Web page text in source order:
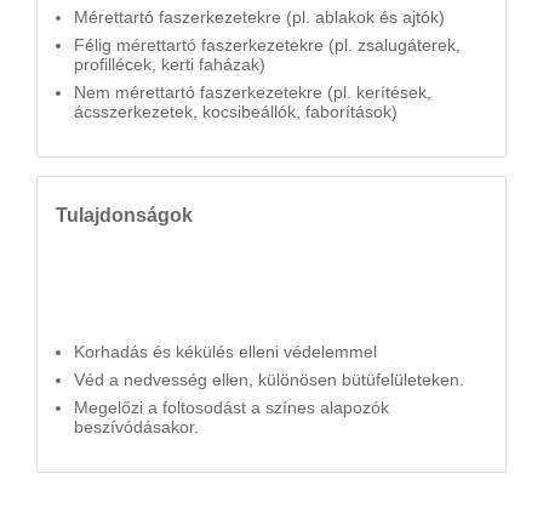
Mérettartó faszerkezetekre (pl. ablakok és ajtók)
Félig mérettartó faszerkezetekre (pl. zsalugáterek,
profillécek, kerti faházak)
Nem mérettartó faszerkezetekre (pl. kerítések,
ácsszerkezetek, kocsibeállók, faborítások)
Tulajdonságok
Korhadás és kékülés elleni védelemmel
Véd a nedvesség ellen, különösen bütüfelületeken.
Megelőzi a foltosodást a színes alapozók
beszívódásakor.